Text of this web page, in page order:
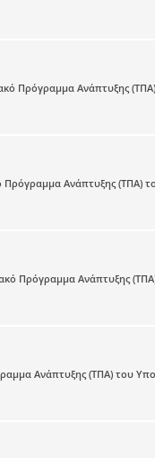
Πρόγραμμα Ανάπτυξης
Ανάπτυξης (ΤΠΑ)
Πρόγραμμα Ανάπτυξης
Ανάπτυξης (ΤΠΑ) του